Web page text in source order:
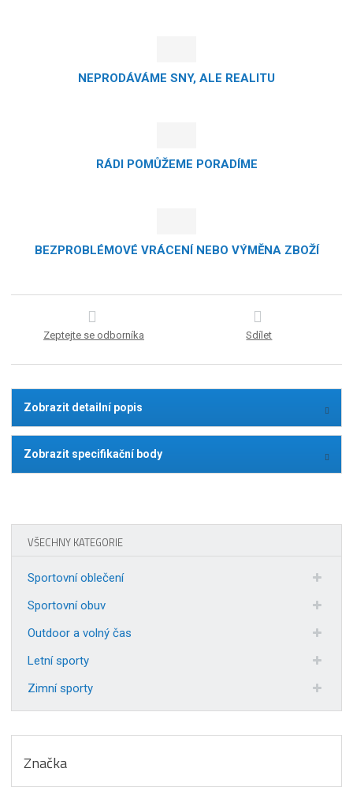
NEPRODÁVÁME SNY, ALE REALITU
RÁDI POMŮŽEME PORADÍME
BEZPROBLÉMOVÉ VRÁCENÍ NEBO VÝMĚNA ZBOŽÍ
Zeptejte se odborníka Sdílet
Zobrazit detailní popis
Zobrazit specifikační body
VŠECHNY KATEGORIE
Sportovní oblečení
Sportovní obuv
Outdoor a volný čas
Letní sporty
Zimní sporty
Značka